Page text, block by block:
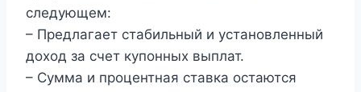
следующем:
– Предлагает стабильный и установленный
доход за счет купонных выплат.
– Сумма и процентная ставка остаются